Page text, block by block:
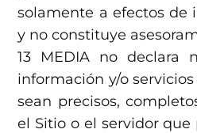
solamente a efectos de
y no constituye
13 MEDIA no declara
información y/o
sean precisos,
el Sitio o el servidor